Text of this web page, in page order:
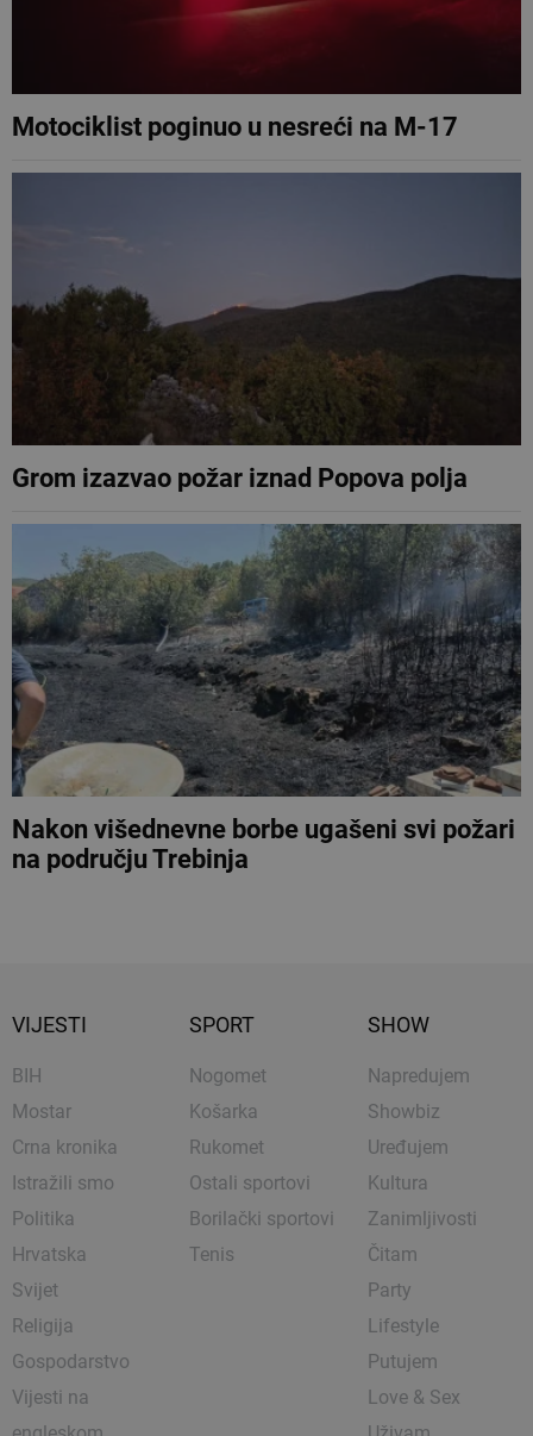
Motociklist poginuo u nesreći na M-17
Grom izazvao požar iznad Popova polja
Nakon višednevne borbe ugašeni svi požari
na području Trebinja
VIJESTI
BIH
Mostar
Crna kronika
Istražili smo
Politika
Hrvatska
Svijet
Religija
Gospodarstvo
Vijesti na
SPORT
Nogomet
Košarka
Rukomet
Ostali sportovi
Borilački sportovi
Tenis
SHOW
Napredujem
Showbiz
Uređujem
Kultura
Zanimljivosti
Čitam
Party
Lifestyle
Putujem
Love & Sex